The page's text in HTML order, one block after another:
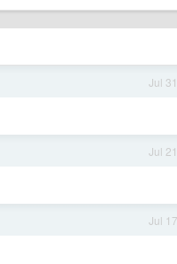
Jul 31
Jul 21
Jul 17